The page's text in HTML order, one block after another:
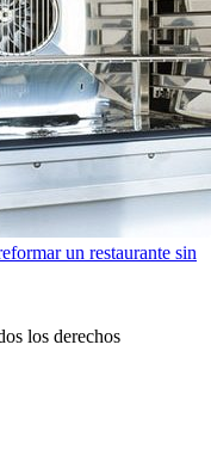
un restaurante sin
los derechos